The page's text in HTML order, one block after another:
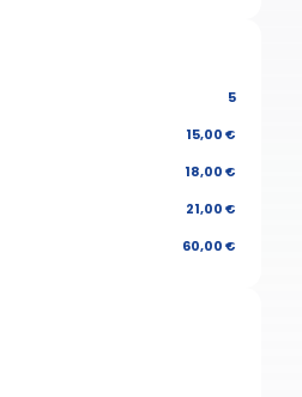
5
15,00 €
18,00 €
21,00 €
60,00 €